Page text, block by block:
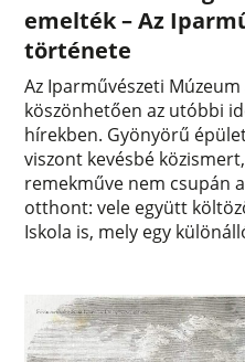
emelték – Az
története
Az Iparművészeti
köszönhetően az utóbbi
hírekben. Gyönyörű
viszont kevésbé
remekműve nem csupán
otthont: vele együtt
Iskola is, mely egy